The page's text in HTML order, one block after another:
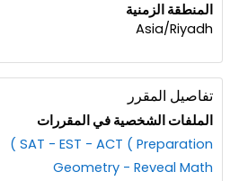
المنطقة الزمنية
Asia/Riyadh
تفاصيل المقرر
الملفات الشخصية في المقررات
SAT - EST - ACT ( Preparation )
Geometry - Reveal Math